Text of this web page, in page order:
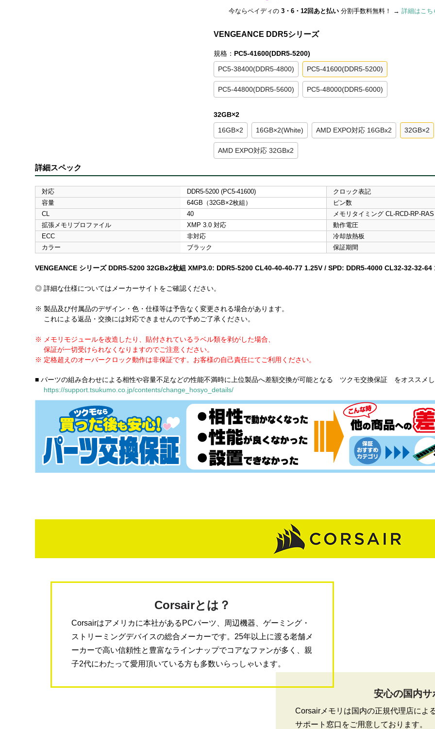
今ならペイディの 3・6・12回あと払い 分割手数料無料！ → 詳細はこち
VENGEANCE DDR5シリーズ
規格： PC5-41600(DDR5-5200)
PC5-38400(DDR5-4800) PC5-41600(DDR5-5200)
PC5-44800(DDR5-5600) PC5-48000(DDR5-6000)
32GB×2
16GB×2 16GB×2(White) AMD EXPO対応 16GBx2 32GB×2
AMD EXPO対応 32GBx2
詳細スペック
対応 DDR5-5200 (PC5-41600)
クロック表記
容量
64GB（32GB×2枚組）
ピン数
CL
40
メモリタイミング CL-RCD-RP-RAS
拡張メモリプロファイル
XMP 3.0 対応
動作電圧
ECC
非対応
冷却放熱板
カラー
ブラック 保証期間
VENGEANCE シリーズ DDR5-5200 32GBx2枚組 XMP3.0: DDR5-5200 CL40-40-40-77 1.25V / SPD: DDR5-4000 CL32-32-32-64
◎ 詳細な仕様についてはメーカーサイトをご確認ください。
※ 製品及び付属品のデザイン・色・仕様等は予告なく変更される場合があります。
これによる返品・交換には対応できませんので予めご了承ください。
※ メモリモジュールを改造したり、貼付されているラベル類を剥がした場合、
保証が一切受けられなくなりますのでご注意ください。
※ 定格超えのオーバークロック動作は非保証です。お客様の自己責任にてご利用ください。
■ パーツの組み合わせによる相性や容量不足などの性能不満時に上位製品へ差額交換が可能となる ツクモ交換保証 をオススメ
https://support.tsukumo.co.jp/contents/change_hosyo_details/
Corsairとは？
Corsairはアメリカに本社があるPCパーツ、周辺機器、ゲーミング・
ストリーミングデバイスの総合メーカーです。25年以上に渡る老舗メ
ーカーで高い信頼性と豊富なラインナップでコアなファンが多く、親
子2代にわたって愛用頂いている方も多数いらっしゃいます。
安心の国内サ
Corsairメモリは国内の正規代理店によ
サポート窓口をご用意しております。